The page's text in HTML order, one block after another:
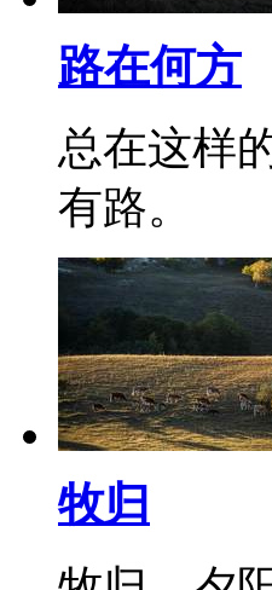
路在何方
总在这样
有路。
牧归